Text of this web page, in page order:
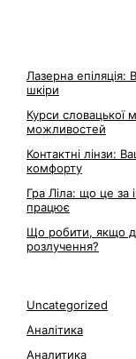
Лазерна епіляція:
шкіри
Курси словацької
можливостей
Контактні лінзи:
комфорту
Гра Ліла: що це за
працює
Що робити, якщо
розлучення?
Uncategorized
Аналітика
Аналитика